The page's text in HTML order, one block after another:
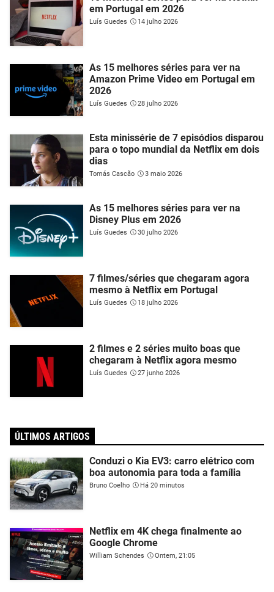
em Portugal em 2026
Luís Guedes 14 julho 2026
As 15 melhores séries para ver na
Amazon Prime Video em Portugal em
2026
Luís Guedes 28 julho 2026
Esta minissérie de 7 episódios disparou
para o topo mundial da Netflix em dois
dias
Tomás Cascão 3 maio 2026
As 15 melhores séries para ver na
Disney Plus em 2026
Luís Guedes 30 julho 2026
7 filmes/séries que chegaram agora
mesmo à Netflix em Portugal
Luís Guedes 18 julho 2026
2 filmes e 2 séries muito boas que
chegaram à Netflix agora mesmo
Luís Guedes 27 junho 2026
ÚLTIMOS ARTIGOS
Conduzi o Kia EV3: carro elétrico com
boa autonomia para toda a família
Bruno Coelho Há 20 minutos
Netflix em 4K chega finalmente ao
Google Chrome
William Schendes Ontem, 21:05